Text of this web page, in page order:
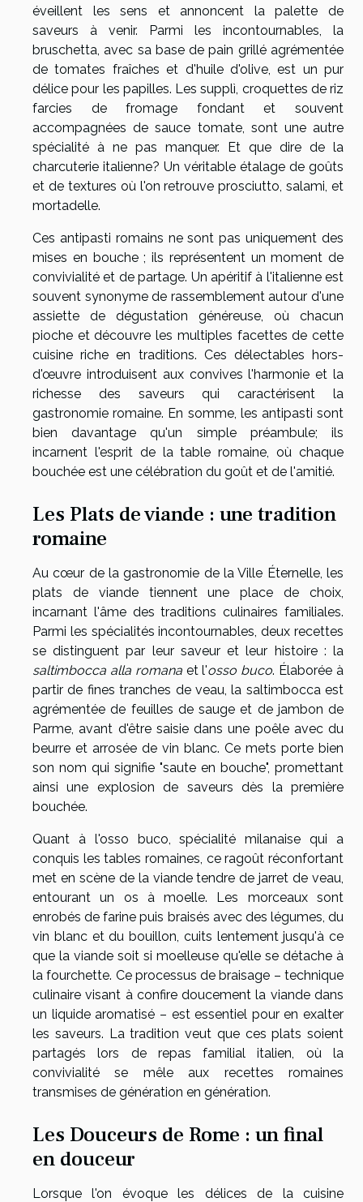
éveillent les sens et annoncent la palette de
saveurs à venir. Parmi les incontournables, la
bruschetta, avec sa base de pain grillé agrémentée
de tomates fraîches et d'huile d'olive, est un pur
délice pour les papilles. Les supplì, croquettes de riz
farcies de fromage fondant et souvent
accompagnées de sauce tomate, sont une autre
spécialité à ne pas manquer. Et que dire de la
charcuterie italienne? Un véritable étalage de goûts
et de textures où l'on retrouve prosciutto, salami, et
mortadelle.
Ces antipasti romains ne sont pas uniquement des
mises en bouche ; ils représentent un moment de
convivialité et de partage. Un apéritif à l'italienne est
souvent synonyme de rassemblement autour d'une
assiette de dégustation généreuse, où chacun
pioche et découvre les multiples facettes de cette
cuisine riche en traditions. Ces délectables hors-
d'œuvre introduisent aux convives l'harmonie et la
richesse des saveurs qui caractérisent la
gastronomie romaine. En somme, les antipasti sont
bien davantage qu'un simple préambule; ils
incarnent l'esprit de la table romaine, où chaque
bouchée est une célébration du goût et de l'amitié.
Les Plats de viande : une tradition
romaine
Au cœur de la gastronomie de la Ville Éternelle, les
plats de viande tiennent une place de choix,
incarnant l'âme des traditions culinaires familiales.
Parmi les spécialités incontournables, deux recettes
se distinguent par leur saveur et leur histoire : la
saltimbocca alla romanaet l'osso buco. Élaborée à
partir de fines tranches de veau, la saltimbocca est
agrémentée de feuilles de sauge et de jambon de
Parme, avant d'être saisie dans une poêle avec du
beurre et arrosée de vin blanc. Ce mets porte bien
son nom qui signifie "saute en bouche", promettant
ainsi une explosion de saveurs dès la première
bouchée.
Quant à l'osso buco, spécialité milanaise qui a
conquis les tables romaines, ce ragoût réconfortant
met en scène de la viande tendre de jarret de veau,
entourant un os à moelle. Les morceaux sont
enrobés de farine puis braisés avec des légumes, du
vin blanc et du bouillon, cuits lentement jusqu'à ce
que la viande soit si moelleuse qu'elle se détache à
la fourchette. Ce processus de braisage – technique
culinaire visant à confire doucement la viande dans
un liquide aromatisé – est essentiel pour en exalter
les saveurs. La tradition veut que ces plats soient
partagés lors de repas familial italien, où la
convivialité se mêle aux recettes romaines
transmises de génération en génération.
Les Douceurs de Rome : un final
en douceur
Lorsque l'on évoque les délices de la cuisine